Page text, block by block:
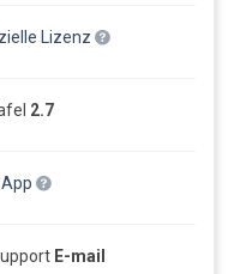
Lizenz
2.7
App
E-mail